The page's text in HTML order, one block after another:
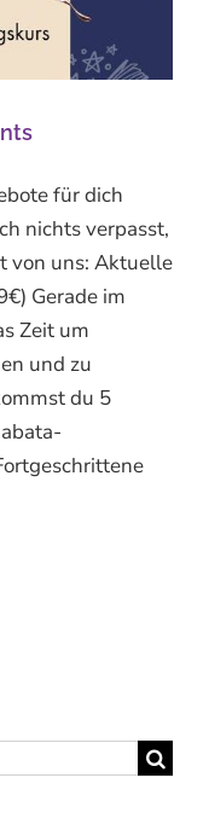
für dich
nichts verpasst,
von uns: Aktuelle
Gerade im
Zeit um
und zu
du 5